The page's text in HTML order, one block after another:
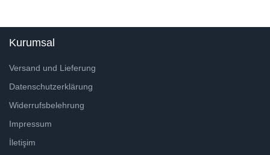
Kurumsal
Versand und Lieferung
Datenschutzerklärung
Widerrufsbelehrung
Impressum
İletişim